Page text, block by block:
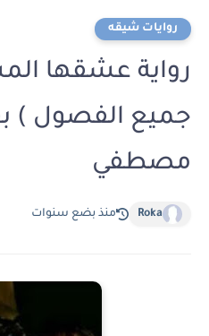
روايات شيقه
رواية عشقها
جميع الفصول )
مصطفي
Roka منذ بضع سنوات